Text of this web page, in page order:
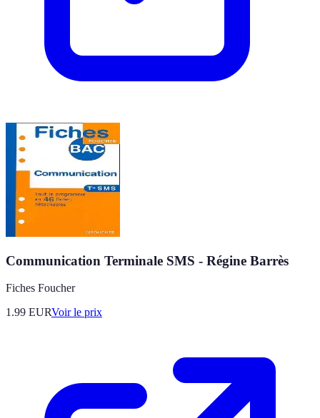
Communication Terminale SMS - Régine Barrès
Fiches Foucher
1.99 EURVoir le prix